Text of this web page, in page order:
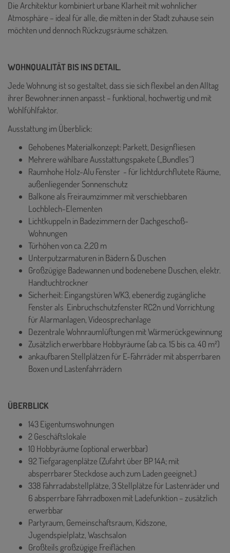
Die Architektur kombiniert urbane Klarheit mit wohnlicher
Atmosphäre – ideal für alle, die mitten in der Stadt zuhause sein
möchten und dennoch Rückzugsräume schätzen.
WOHNQUALITÄT BIS INS DETAIL.
Jede Wohnung ist so gestaltet, dass sie sich flexibel an den Alltag
ihrer Bewohner:innen anpasst – funktional, hochwertig und mit
Wohlfühlfaktor.
Ausstattung im Überblick:
Gehobenes Materialkonzept: Parkett, Designfliesen
Mehrere wählbare Ausstattungspakete („Bundles“)
Raumhohe Holz-Alu Fenster - für lichtdurchflutete Räume,
außenliegender Sonnenschutz
Balkone als Freiraumzimmer mit verschiebbaren
Lochblech-Elementen
Lichtkuppeln in Badezimmern der Dachgeschoß-
Wohnungen
Türhöhen von ca. 2,20 m
Unterputzarmaturen in Bädern & Duschen
Großzügige Badewannen und bodenebene Duschen, elektr.
Handtuchtrockner
Sicherheit: Eingangstüren WK3, ebenerdig zugängliche
Fenster als Einbruchschutzfenster RC2n und Vorrichtung
für Alarmanlagen, Videosprechanlage
Dezentrale Wohnraumlüftungen mit Wärmerückgewinnung
Zusätzlich erwerbbare Hobbyräume (ab ca. 15 bis ca. 40 m²)
ankaufbaren Stellplätzen für E-Fahrräder mit absperrbaren
Boxen und Lastenfahrrädern
ÜBERBLICK
143 Eigentumswohnungen
2 Geschäftslokale
10 Hobbyräume (optional erwerbbar)
92 Tiefgaragenplätze (Zufahrt über BP 14A; mit
absperrbarer Steckdose auch zum Laden geeignet.)
338 Fahrradabstellplätze, 3 Stellplätze für Lastenräder und
6 absperrbare Fahrradboxen mit Ladefunktion – zusätzlich
erwerbbar
Partyraum, Gemeinschaftsraum, Kidszone,
Jugendspielplatz, Waschsalon
Großteils großzügige Freiflächen